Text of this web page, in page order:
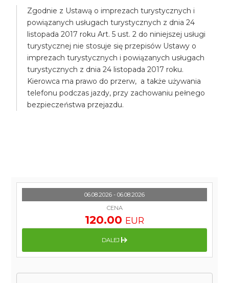
Zgodnie z Ustawą o imprezach turystycznych i
powiązanych usługach turystycznych z dnia 24
listopada 2017 roku Art. 5 ust. 2 do niniejszej usługi
turystycznej nie stosuje się przepisów Ustawy o
imprezach turystycznych i powiązanych usługach
turystycznych z dnia 24 listopada 2017 roku.
Kierowca ma prawo do przerw, a także używania
telefonu podczas jazdy, przy zachowaniu pełnego
bezpieczeństwa przejazdu.
06.08.2026 - 06.08.2026
CENA
120.00 EUR
DALEJ